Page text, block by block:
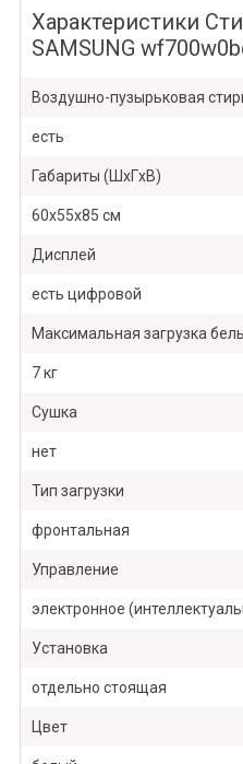
Характеристики
SAMSUNG
Воздушно-пузырьковая
есть
Габариты (ШxГxВ)
60x55x85 см
Дисплей
есть цифровой
Максимальная загрузка
7 кг
Сушка
нет
Тип загрузки
фронтальная
Управление
электронное
Установка
отдельно стоящая
Цвет